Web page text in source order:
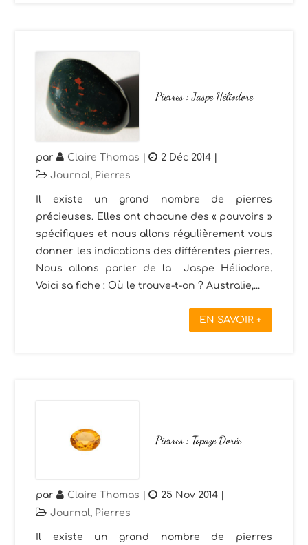
Pierres : Jaspe Héliodore
par Claire Thomas | 2 Déc 2014
Journal, Pierres
Il existe un grand nombre de pierres
précieuses. Elles ont chacune des « pouvoirs »
spécifiques et nous allons régulièrement vous
donner les indications des différentes pierres.
Nous allons parler de la Jaspe Héliodore.
Voici sa fiche : Où le trouve-t-on ? Australie,...
EN SAVOIR +
Pierres : Topaze Dorée
par Claire Thomas | 25 Nov 2014
Journal, Pierres
Il existe un grand nombre de pierres